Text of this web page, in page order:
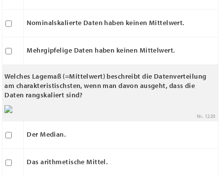
Nominalskalierte Daten haben keinen Mittelwert.
Mehrgipfelige Daten haben keinen Mittelwert.
Welches Lagemaß (=Mittelwert) beschreibt die Datenverteilung
am charakteristischsten, wenn man davon ausgeht, dass die
Daten rangskaliert sind?
Nr. 1220
Der Median.
Das arithmetische Mittel.